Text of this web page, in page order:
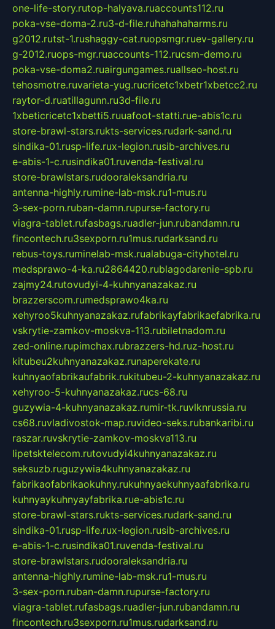
one-life-story.rutop-halyava.ruaccounts112.ru
poka-vse-doma-2.ru3-d-file.ruhahahaharms.ru
g2012.rutst-1.rushaggy-cat.ruopsmgr.ruev-gallery.ru
g-2012.ruops-mgr.ruaccounts-112.rucsm-demo.ru
poka-vse-doma2.ruairgungames.ruallseo-host.ru
tehosmotre.ruvarieta-yug.rucricetc1xbetr1xbetcc2.ru
raytor-d.ruatillagunn.ru3d-file.ru
1xbeticricetc1xbetti5.ruuafoot-statti.rue-abis1c.ru
store-brawl-stars.rukts-services.rudark-sand.ru
sindika-01.rusp-life.rux-legion.rusib-archives.ru
e-abis-1-c.rusindika01.ruvenda-festival.ru
store-brawlstars.rudooraleksandria.ru
antenna-highly.rumine-lab-msk.ru1-mus.ru
3-sex-porn.ruban-damn.rupurse-factory.ru
viagra-tablet.rufasbags.ruadler-jun.rubandamn.ru
fincontech.ru3sexporn.ru1mus.rudarksand.ru
rebus-toys.ruminelab-msk.rualabuga-cityhotel.ru
medsprawo-4-ka.ru2864420.rublagodarenie-spb.ru
zajmy24.rutovudyi-4-kuhnyanazakaz.ru
brazzerscom.rumedsprawo4ka.ru
xehyroo5kuhnyanazakaz.rufabrikayfabrikaefabrika.ru
vskrytie-zamkov-moskva-113.rubiletnadom.ru
zed-online.rupimchax.rubrazzers-hd.ruz-host.ru
kitubeu2kuhnyanazakaz.runaperekate.ru
kuhnyaofabrikaufabrik.rukitubeu-2-kuhnyanazakaz.ru
xehyroo-5-kuhnyanazakaz.rucs-68.ru
guzywia-4-kuhnyanazakaz.rumir-tk.ruvlknrussia.ru
cs68.ruvladivostok-map.ruvideo-seks.rubankaribi.ru
raszar.ruvskrytie-zamkov-moskva113.ru
lipetsktelecom.rutovudyi4kuhnyanazakaz.ru
seksuzb.ruguzywia4kuhnyanazakaz.ru
fabrikaofabrikaokuhny.rukuhnyaekuhnyaafabrika.ru
kuhnyaykuhnyayfabrika.rue-abis1c.ru
store-brawl-stars.rukts-services.rudark-sand.ru
sindika-01.rusp-life.rux-legion.rusib-archives.ru
e-abis-1-c.rusindika01.ruvenda-festival.ru
store-brawlstars.rudooraleksandria.ru
antenna-highly.rumine-lab-msk.ru1-mus.ru
3-sex-porn.ruban-damn.rupurse-factory.ru
viagra-tablet.rufasbags.ruadler-jun.rubandamn.ru
fincontech.ru3sexporn.ru1mus.rudarksand.ru